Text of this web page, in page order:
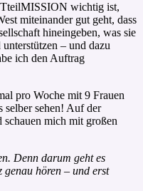
wichtig ist,
miteinander gut geht, dass
hineingeben, was sie
– und dazu
ich den Auftrag
pro Woche mit 9 Frauen
selber sehen! Auf der
schauen mich mit großen
Denn darum geht es
hören – und erst